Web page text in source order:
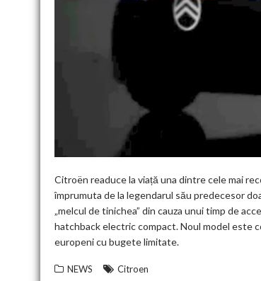
Citroën readuce la viață una dintre cele mai
împrumuta de la legendarul său predecesor
„melcul de tinichea” din cauza unui timp de
hatchback electric compact. Noul model este
europeni cu bugete limitate.
NEWS Citroen